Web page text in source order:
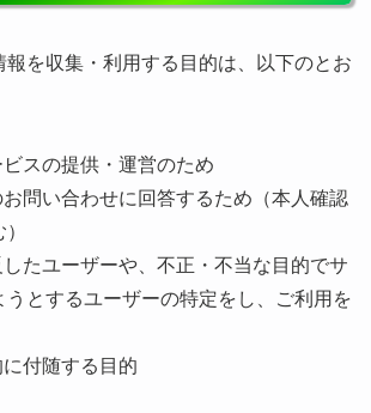
報を収集・利用する目的は、以下のとお
スの提供・運営のため
問い合わせに回答するため（本人確認
たユーザーや、不正・不当な目的でサ
うとするユーザーの特定をし、ご利用を
付随する目的